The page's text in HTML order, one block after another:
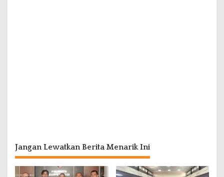
Jangan Lewatkan Berita Menarik Ini